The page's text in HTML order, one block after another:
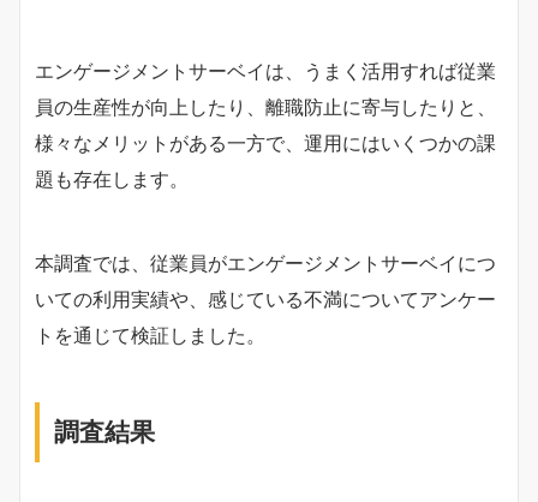
エンゲージメントサーベイは、うまく活用すれば従業
員の生産性が向上したり、離職防止に寄与したりと、
様々なメリットがある一方で、運用にはいくつかの課
題も存在します。
本調査では、従業員がエンゲージメントサーベイにつ
いての利用実績や、感じている不満についてアンケー
トを通じて検証しました。
調査結果